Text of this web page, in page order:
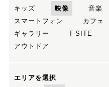
キッズ
映像 音楽
スマートフォン
カフェ
ギャラリー
T-SITE
アウトドア
エリアを選択